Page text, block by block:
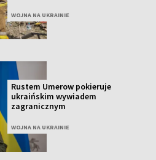
WOJNA NA UKRAINIE
Rustem Umerow pokieruje
ukraińskim wywiadem
zagranicznym
WOJNA NA UKRAINIE